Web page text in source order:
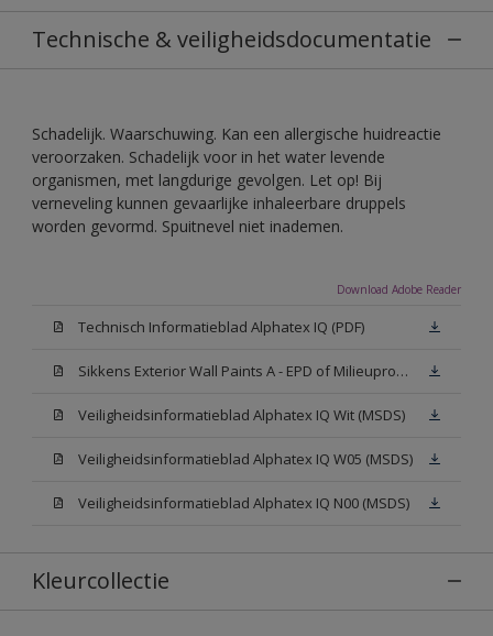
Technische & veiligheidsdocumentatie
Schadelijk. Waarschuwing. Kan een allergische huidreactie
veroorzaken. Schadelijk voor in het water levende
organismen, met langdurige gevolgen. Let op! Bij
verneveling kunnen gevaarlijke inhaleerbare druppels
worden gevormd. Spuitnevel niet inademen.
Download Adobe Reader
Technisch Informatieblad Alphatex IQ (PDF)
Sikkens Exterior Wall Paints A - EPD of Milieuproductverklaring
Veiligheidsinformatieblad Alphatex IQ Wit (MSDS)
Veiligheidsinformatieblad Alphatex IQ W05 (MSDS)
Veiligheidsinformatieblad Alphatex IQ N00 (MSDS)
Kleurcollectie